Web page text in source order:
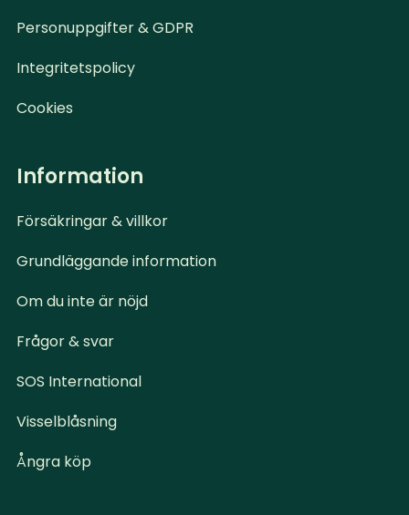
Personuppgifter & GDPR
Integritetspolicy
Cookies
Information
Försäkringar & villkor
Grundläggande information
Om du inte är nöjd
Frågor & svar
SOS International
Visselblåsning
Ångra köp